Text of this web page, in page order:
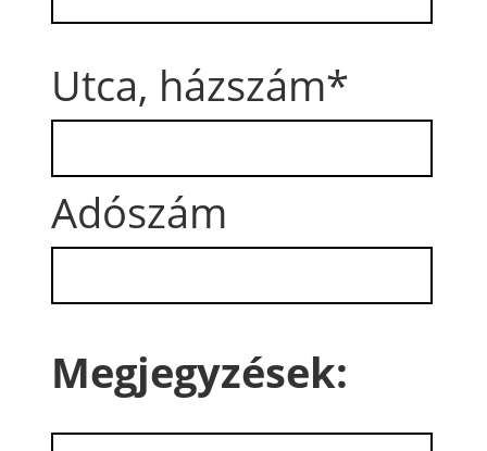
Utca, házszám*
Adószám
Megjegyzések: